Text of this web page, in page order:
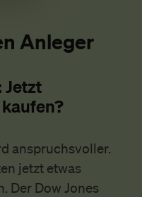
Anleger
Jetzt
anspruchsvoller.
jetzt etwas
Der Dow Jones